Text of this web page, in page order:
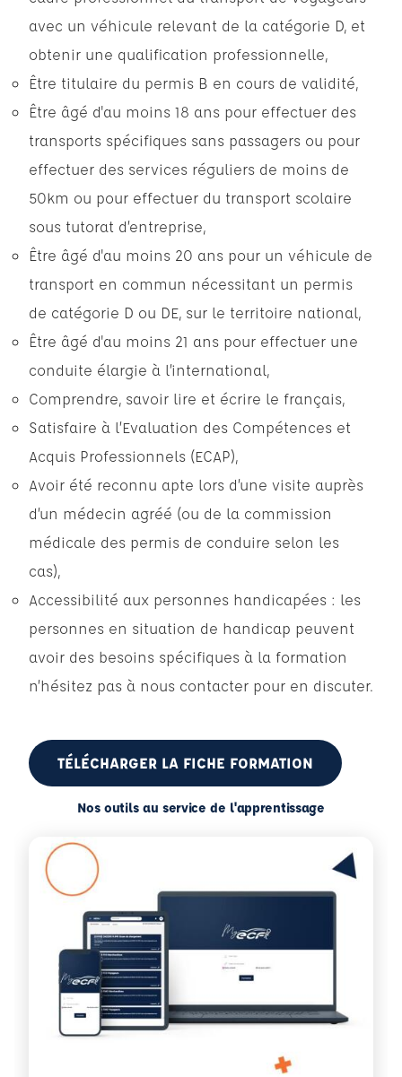
avec un véhicule relevant de la catégorie D, et
obtenir une qualification professionnelle,
Être titulaire du permis B en cours de validité,
Être âgé d'au moins 18 ans pour effectuer des
transports spécifiques sans passagers ou pour
effectuer des services réguliers de moins de
50km ou pour effectuer du transport scolaire
sous tutorat d’entreprise,
Être âgé d'au moins 20 ans pour un véhicule de
transport en commun nécessitant un permis
de catégorie D ou DE, sur le territoire national,
Être âgé d'au moins 21 ans pour effectuer une
conduite élargie à l’international,
Comprendre, savoir lire et écrire le français,
Satisfaire à l’Evaluation des Compétences et
Acquis Professionnels (ECAP),
Avoir été reconnu apte lors d’une visite auprès
d’un médecin agréé (ou de la commission
médicale des permis de conduire selon les
cas),
Accessibilité aux personnes handicapées : les
personnes en situation de handicap peuvent
avoir des besoins spécifiques à la formation
n’hésitez pas à nous contacter pour en discuter.
TÉLÉCHARGER LA FICHE FORMATION
Nos outils au service de l'apprentissage